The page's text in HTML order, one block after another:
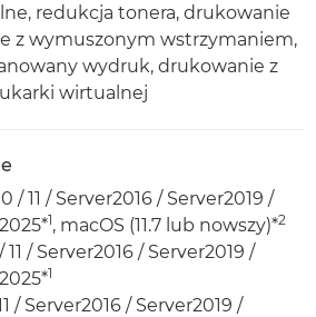
redukcja tonera, drukowanie
z wymuszonym wstrzymaniem,
wydruk, drukowanie z
wirtualnej
/ 11 / Server2016 / Server2019 /
1, macOS (11.7 lub nowszy)*2
/ Server2016 / Server2019 /
1
/ Server2016 / Server2019 /